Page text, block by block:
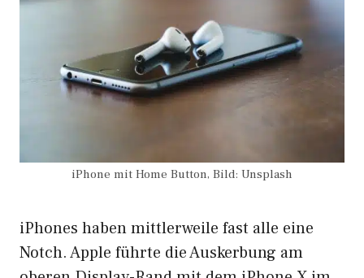
iPhone mit Home Button, Bild: Unsplash
iPhones haben mittlerweile fast alle eine
Notch. Apple führte die Auskerbung am